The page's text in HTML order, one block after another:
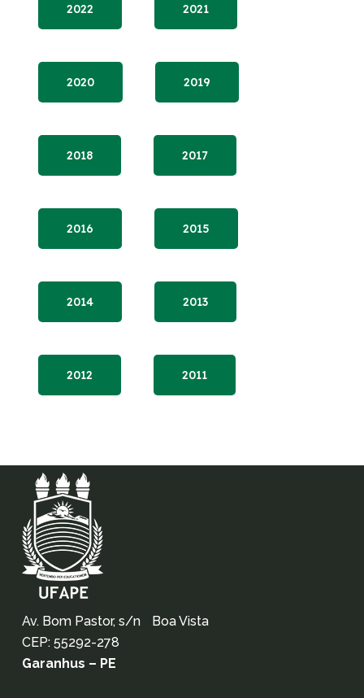
2022 2021
2020 2019
2018 2017
2016 2015
2014 2013
2012 2011
Av. Bom Pastor, s/n Boa Vista
CEP: 55292-278
Garanhus – PE